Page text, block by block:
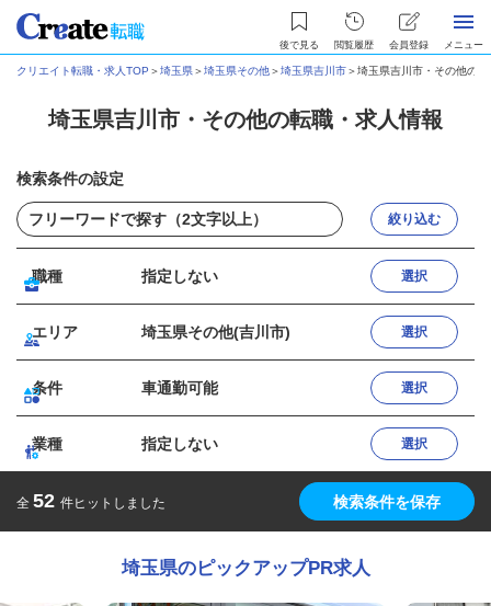
後で見る 閲覧履歴 会員登録 メニュー
クリエイト転職・求人TOP ＞埼玉県＞埼玉県その他＞埼玉県吉川市＞埼玉県吉川市・その他の
埼玉県吉川市・その他の転職・求人情報
検索条件の設定
絞り込む
職種 指定しない 選択
エリア 埼玉県その他(吉川市) 選択
条件 車通勤可能 選択
業種 指定しない 選択
全 52 件ヒットしました 検索条件を保存
埼玉県のピックアップPR求人